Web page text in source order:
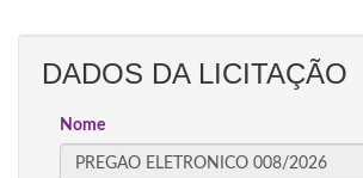
DADOS DA LICITAÇÃO
Nome